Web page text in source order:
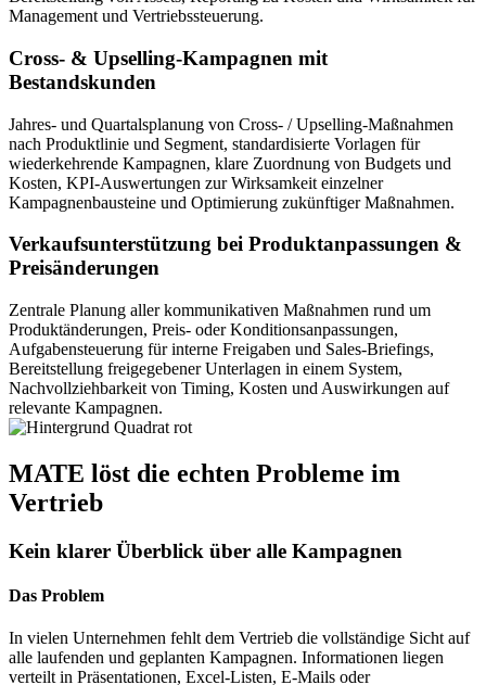
Management und Vertriebssteuerung.
Cross‑ & Upselling‑Kampagnen mit
Bestandskunden
Jahres- und Quartalsplanung von Cross- / Upselling-Maßnahmen
nach Produktlinie und Segment, standardisierte Vorlagen für
wiederkehrende Kampagnen, klare Zuordnung von Budgets und
Kosten, KPI-Auswertungen zur Wirksamkeit einzelner
Kampagnenbausteine und Optimierung zukünftiger Maßnahmen.
Verkaufsunter­stützung bei Produktanpassungen &
Preisänderungen
Zentrale Planung aller kommunikativen Maßnahmen rund um
Produktänderungen, Preis- oder Konditions­anpassungen,
Aufgabensteuerung für interne Freigaben und Sales-Briefings,
Bereitstellung freigegebener Unterlagen in einem System,
Nachvollzieh­barkeit von Timing, Kosten und Auswirkungen auf
relevante Kampagnen.
MATE löst die echten Probleme im
Vertrieb
Kein klarer Überblick über alle Kampagnen
Das Problem
In vielen Unternehmen fehlt dem Vertrieb die vollständige Sicht auf
alle laufenden und geplanten Kampagnen. Informationen liegen
verteilt in Präsentationen, Excel-Listen, E-Mails oder